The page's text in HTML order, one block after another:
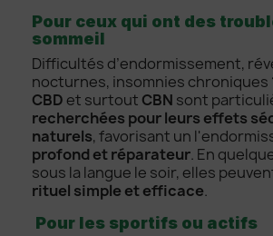
Pour ceux qui ont des
sommeil
Difficultés d’endormissement,
nocturnes, insomnies chroniques
CBD et surtout CBN sont
recherchées pour leurs effets
naturels, favorisant un
profond et réparateur. En
sous la langue le soir, elles
rituel simple et efficace.
Pour les sportifs ou actifs